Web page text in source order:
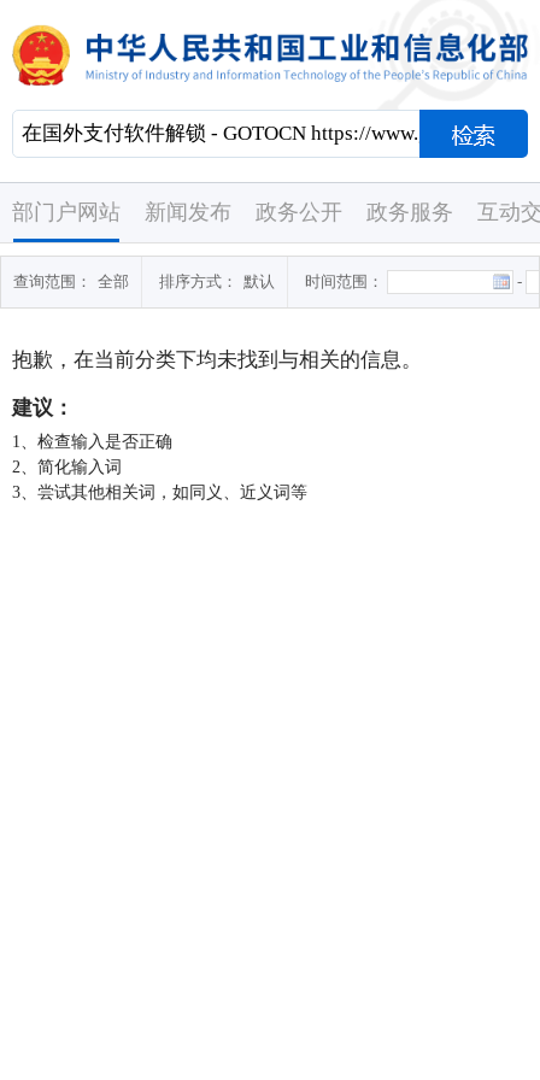
部门户网站 新闻发布 政务公开 政务服务 互动
查询范围： 全部 排序方式： 默认 时间范围： -
抱歉，在当前分类下均未找到与相关的信息。
建议：
1、检查输入是否正确
2、简化输入词
3、尝试其他相关词，如同义、近义词等